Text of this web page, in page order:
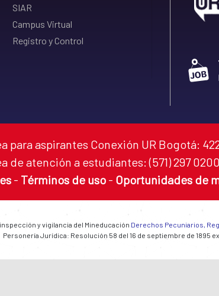
SIAR
Campus Virtual
Registro y Control
para aspirantes Conexión UR Bogotá:
de atención a estudiantes: (571) 297
- Términos de uso - Oportunidades de
y vigilancia del Mineducación Derechos Pecuniarios,
Personería Jurídica: Resolución 58 del 16 de septiembre de 1895